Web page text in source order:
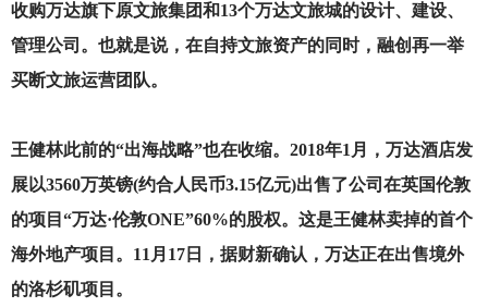
收购万达旗下原文旅集团和13个万达文旅城的设计、建设、
管理公司。也就是说，在自持文旅资产的同时，融创再一举
买断文旅运营团队。
王健林此前的“出海战略”也在收缩。2018年1月，万达酒店发
展以3560万英镑(约合人民币3.15亿元)出售了公司在英国伦敦
的项目“万达·伦敦ONE”60%的股权。这是王健林卖掉的首个
海外地产项目。11月17日，据财新确认，万达正在出售境外
的洛杉矶项目。